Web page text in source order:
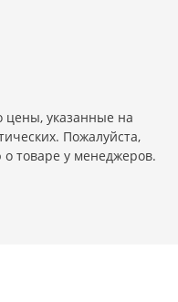
указанные на
Пожалуйста,
товаре у менеджеров.